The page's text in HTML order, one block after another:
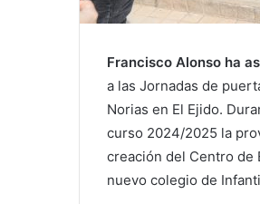
Francisco Alonso ha
a las Jornadas de
Norias en El Ejido.
curso 2024/2025 la
creación del Centro de
nuevo colegio de